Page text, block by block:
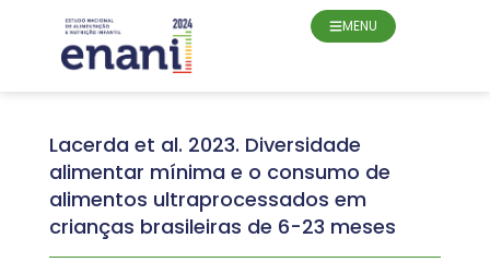
MENU
Lacerda et al. 2023. Diversidade
alimentar mínima e o consumo de
alimentos ultraprocessados em
crianças brasileiras de 6-23 meses